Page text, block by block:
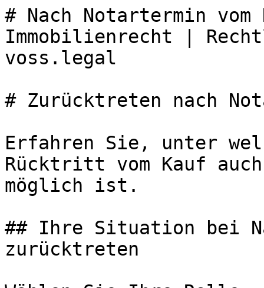
# Nach Notartermin
Immobilienrecht |
voss.legal
# Zurücktreten nach
Erfahren Sie, unter
Rücktritt vom Kauf
möglich ist.
## Ihre Situation bei
zurücktreten